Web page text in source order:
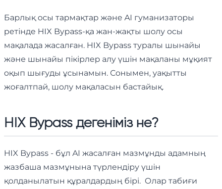
Барлық осы тармақтар және AI гуманизаторы
ретінде HIX Bypass-қа жан-жақты шолу осы
мақалада жасалған. HIX Bypass туралы шынайы
және шынайы пікірлер алу үшін мақаланы мұқият
оқып шығуды ұсынамын. Сонымен, уақытты
жоғалтпай, шолу мақаласын бастайық.
HIX Bypass дегеніміз не?
HIX Bypass - бұл AI жасалған мазмұнды адамның
жазбаша мазмұнына түрлендіру үшін
қолданылатын құралдардың бірі. Олар табиғи